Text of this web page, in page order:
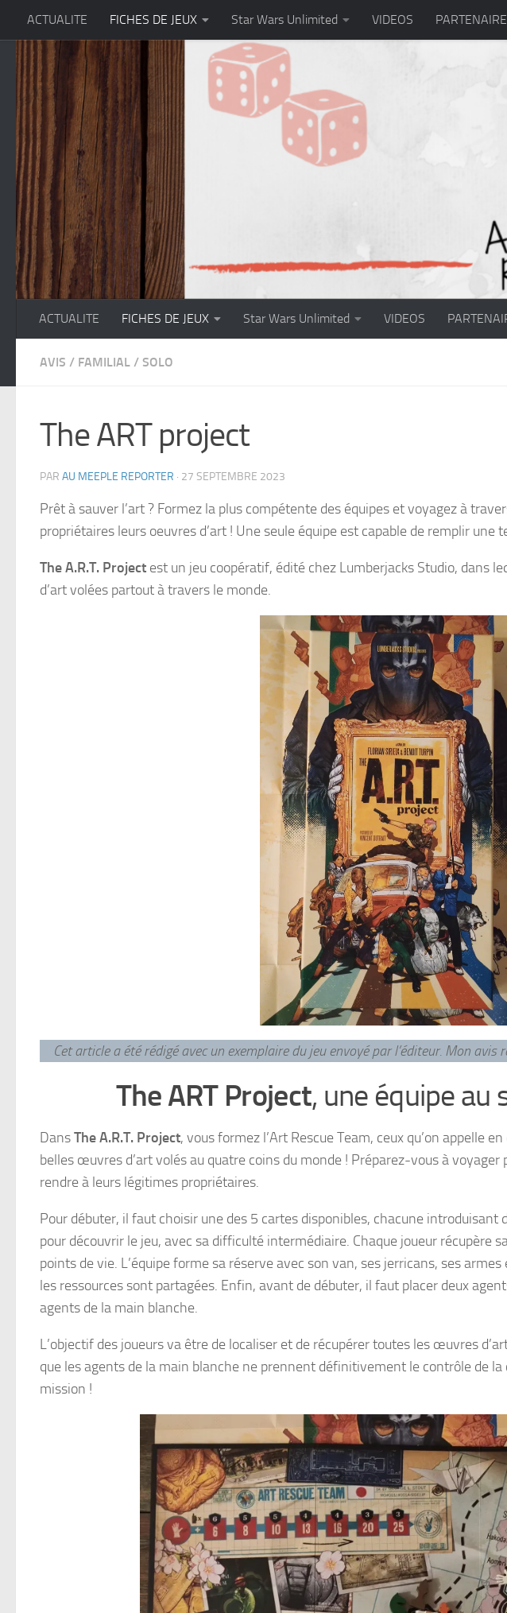
Skip to content
ACTUALITE FICHES DE JEUX Star Wars Unlimited VIDEOS
ACTUALITE FICHES DE JEUX Star Wars Unlimited VIDEOS
AVIS / FAMILIAL / SOLO
The ART project
PAR AU MEEPLE REPORTER · 27 SEPTEMBRE 2023
Prêt à sauver l’art ? Formez la plus compétente des équipes et voyagez à
propriétaires leurs oeuvres d’art ! Une seule équipe est capable de remplir une
The A.R.T. Project est un jeu coopératif, édité chez Lumberjacks Studio, dans
d’art volées partout à travers le monde.
Cet article a été rédigé avec un exemplaire du jeu envoyé par l’éditeur. Mon
The ART Project, une équipe au
DansThe A.R.T. Project, vous formez l’Art Rescue Team, ceux qu’on appelle
belles œuvres d’art volés au quatre coins du monde ! Préparez-vous à
rendre à leurs légitimes propriétaires.
Pour débuter, il faut choisir une des 5 cartes disponibles, chacune introduisant
pour découvrir le jeu, avec sa difficulté intermédiaire. Chaque joueur récupère
points de vie. L’équipe forme sa réserve avec son van, ses jerricans, ses
les ressources sont partagées. Enfin, avant de débuter, il faut placer deux
agents de la main blanche.
L’objectif des joueurs va être de localiser et de récupérer toutes les œuvres
que les agents de la main blanche ne prennent définitivement le contrôle de
mission !